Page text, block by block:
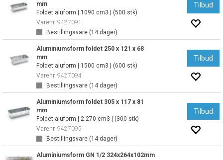
mm
Foldet aluform | 1090 cm3 | (500 stk)
Varenr 9427091
Bestillingsvare (14dager)
Tilbud
Aluminiumsform foldet 250 x 121 x 68
mm
Foldet aluform | 1500 cm3 | (600 stk)
Varenr 9427094
Bestillingsvare (14dager)
Tilbud
Aluminiumsform foldet 305 x 117 x 81
mm
Foldet aluform | 2.270 cm3 | (300 stk)
Varenr 9427095
Bestillingsvare (14dager)
Tilbud
Aluminiumsform GN 1/2 324x264x102mm